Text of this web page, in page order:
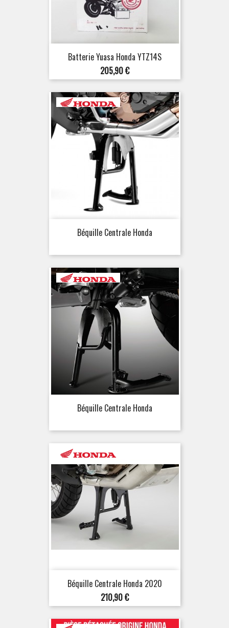
Batterie Yuasa Honda YTZ14S
Prix
205,90 €
Béquille Centrale Honda
Béquille Centrale Honda
Béquille Centrale Honda 2020
Prix
210,90 €